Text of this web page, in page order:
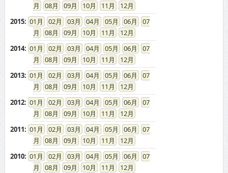
08
09 10 11
12
2015: 01 02 03 04 05 06
07
08
09 10 11
12
2014: 01 02 03 04 05 06
07
08
09 10 11
12
2013: 01 02 03 04 05 06
07
08
09 10 11
12
2012: 01 02 03 04 05 06
07
08
09 10 11
12
2011: 01 02 03 04 05 06
07
08
09 10 11
12
2010: 01 02 03 04 05 06
07
08
09 10 11
12